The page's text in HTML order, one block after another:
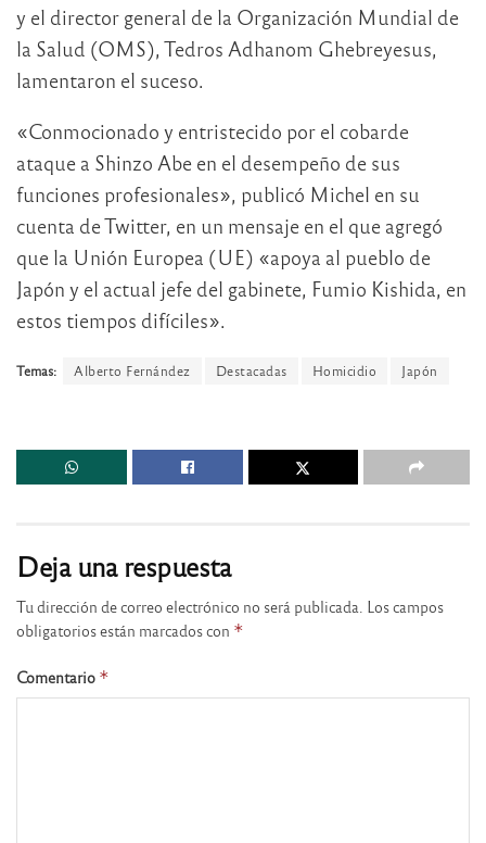
y el director general de la Organización Mundial de
la Salud (OMS), Tedros Adhanom Ghebreyesus,
lamentaron el suceso.
«Conmocionado y entristecido por el cobarde
ataque a Shinzo Abe en el desempeño de sus
funciones profesionales», publicó Michel en su
cuenta de Twitter, en un mensaje en el que agregó
que la Unión Europea (UE) «apoya al pueblo de
Japón y el actual jefe del gabinete, Fumio Kishida, en
estos tiempos difíciles».
Temas: Alberto Fernández Destacadas Homicidio Japón
Deja una respuesta
Tu dirección de correo electrónico no será publicada. Los campos
obligatorios están marcados con *
Comentario *